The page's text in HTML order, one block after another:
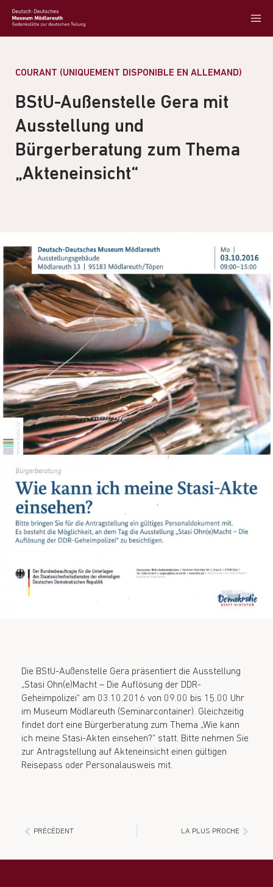
COURANT (UNIQUEMENT DISPONIBLE EN ALLEMAND)
BStU-Außenstelle Gera mit
Ausstellung und
Bürgerberatung zum Thema
„Akteneinsicht“
Die BStU-Außenstelle Gera präsentiert die Ausstellung
„Stasi Ohn(e)Macht – Die Auflösung der DDR-
Geheimpolizei“ am 03.10.2016 von 09.00 bis 15.00 Uhr
im Museum Mödlareuth (Seminarcontainer). Gleichzeitig
findet dort eine Bürgerberatung zum Thema „Wie kann
ich meine Stasi-Akten einsehen?“ statt. Bitte nehmen Sie
zur Antragstellung auf Akteneinsicht einen gültigen
Reisepass oder Personalausweis mit.
PRÉCÉDENT LA PLUS PROCHE